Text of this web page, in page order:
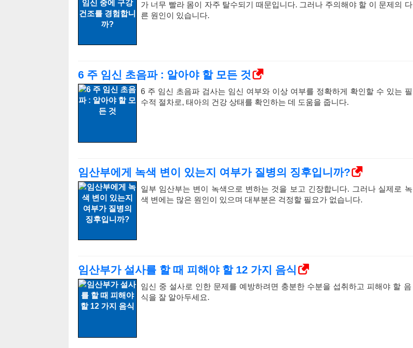
가 너무 빨라 몸이 자주 탈수되기 때문입니다. 그러나 주의해야 할 이 문제의 다
른 원인이 있습니다.
6 주 임신 초음파 : 알아야 할 모든 것
6 주 임신 초음파 검사는 임신 여부와 이상 여부를 정확하게 확인할 수 있는 필
수적 절차로, 태아의 건강 상태를 확인하는 데 도움을 줍니다.
임산부에게 녹색 변이 있는지 여부가 질병의 징후입니까?
일부 임산부는 변이 녹색으로 변하는 것을 보고 긴장합니다. 그러나 실제로 녹
색 변에는 많은 원인이 있으며 대부분은 걱정할 필요가 없습니다.
임산부가 설사를 할 때 피해야 할 12 가지 음식
임신 중 설사로 인한 문제를 예방하려면 충분한 수분을 섭취하고 피해야 할 음
식을 잘 알아두세요.